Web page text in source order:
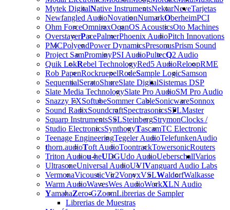
Mytek DigitalNative InstrumentsNektarNeve
Newfangled AudioNovationNumarkOberheim
Ohm ForceOmniraxOqanOS AcousticsOto Machines
OverstayerPacePalmerPhoenix AudioPitch Innovations
PMCPolyendPower DynamicsPresonusPrism Sound
Project SamProminyPSI AudioPultecQ2 Audio
Quik LokRebel TechnologyRed5 AudioReloopRME
Rob PapenRockruepelRodeSample LogicSamson
SequentialSeratoShureSlate Digital
Slate Media TechnologySlate Pro AudioSM Pro Audio
Snazzy FXSoftubeSommer CableSonicwareSonnox
Sound RadixSoundcraftSpectrasonicsSPL
Squarp InstrumentsSSLSteinbergStrymon
Studio ElectronicsSynthogyTascamTC Electronic
Teenage EngineeringTegeler AudioTelefunken
thorn.audioToft AudioToontrackTowersonic
Triton Audiou-heUDGUdo AudioUeberschall
UltrasoneUniversal AudioUVIVanguard Audio Labs
VermonaVicousticVir2VonyxVSLWaldorfWalkasse
Warm AudioWavesWes AudioWorkXLN Audio
YamahaZero-GZoom
Tarjetas
PCI
Sistemas DSP
Master
Clocks /
Audio
Routers
Varios
Librerias de Sampler
Librerias de Muestras